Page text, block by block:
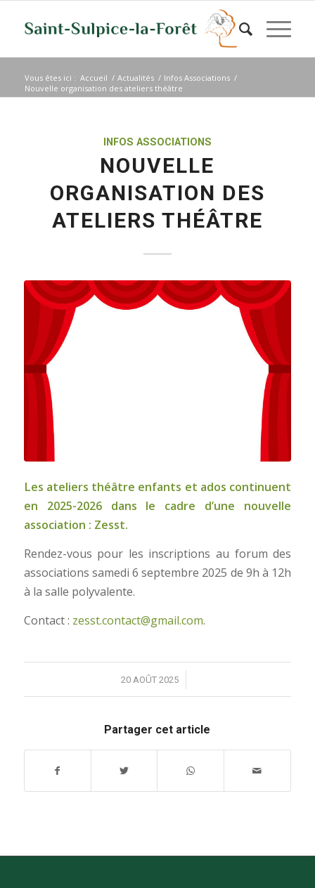
Vous êtes ici : Accueil / Actualités / Infos Associations /
Nouvelle organisation des ateliers théâtre
INFOS ASSOCIATIONS
NOUVELLE
ORGANISATION DES
ATELIERS THÉÂTRE
Les ateliers théâtre enfants et ados continuent
en 2025-2026 dans le cadre d’une nouvelle
association : Zesst.
Rendez-vous pour les inscriptions au forum des
associations samedi 6 septembre 2025 de 9h à 12h
à la salle polyvalente.
Contact : zesst.contact@gmail.com.
20 AOÛT 2025
/
Partager cet article